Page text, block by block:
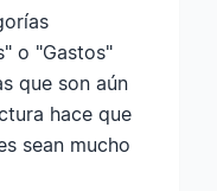
o "Gastos"
que son aún
hace que
sean mucho